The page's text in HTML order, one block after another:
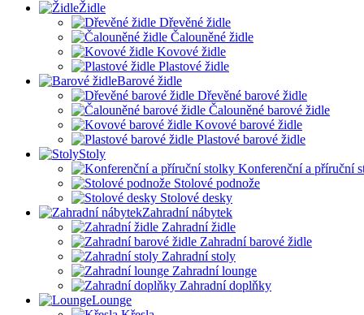
Židle
Dřevěné židle
Čalouněné židle
Kovové židle
Plastové židle
Barové židle
Dřevěné barové židle
Čalouněné barové židle
Kovové barové židle
Plastové barové židle
Stoly
Konferenční a příruční
Stolové podnože
Stolové desky
Zahradní nábytek
Zahradní židle
Zahradní barové židle
Zahradní stoly
Zahradní lounge
Zahradní doplňky
Lounge